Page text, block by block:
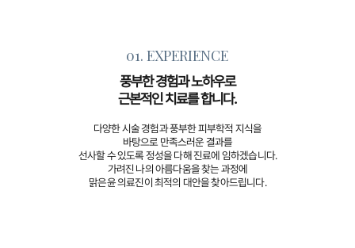
01. EXPERIENCE
풍부한 경험과 노하우로
근본적인 치료를 합니다.
다양한 시술 경험과 풍부한 피부학적 지식을
바탕으로 만족스러운 결과를
선사할 수 있도록 정성을 다해 진료에 임하겠습니다.
가려진 나의 아름다움을 찾는 과정에
맑은윤 의료진이 최적의 대안을 찾아드립니다.